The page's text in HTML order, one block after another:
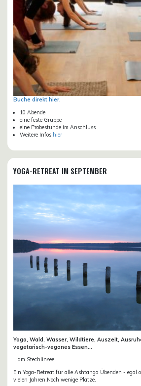
Buche direkt hier.
10 Abende
eine feste Gruppe
eine Probestunde im Anschluss
Weitere Infos hier
YOGA-RETREAT IM SEPTEMBER
Yoga, Wald, Wasser, Wildtiere, Auszeit,
vegetarisch-veganes Essen...
...am Stechlinsee.
Ein Yoga-Retreat für alle Ashtanga Übenden - egal
vielen Jahren.Noch wenige Plätze.